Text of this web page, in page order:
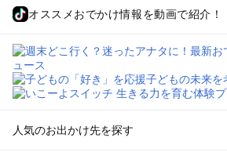
オススメおでかけ情報を動画で紹介！
人気のお出かけ先を探す